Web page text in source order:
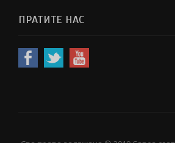
ПРАТИТЕ НАС